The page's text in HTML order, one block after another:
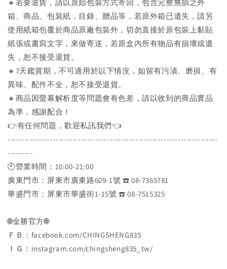
🔸若要退貨，請以原始包裝方式寄回，包含完整無損之外
箱、商品、包裝紙，目錄、贈品等，若原外箱已遺失，請另
使用紙箱包覆於商品原廠包裝外，切勿直接於原包裝上黏貼
紙張或書寫文字，來做寄送，若原盒內所有物品有損壞或遺
失，恕不接受退貨。
🔸7天鑑賞期，不可適用於以下情況，如留有污漬、磨損、有
異味、配件不全，恕不接受退貨。
🔸商品因螢幕解析度等問題會有色差，請以收到的商品實品
為準，感謝配合！
👉️有任何問題，歡迎私訊我們👈️
--------------------------------------------------------------------------
---------
🕙營業時間：10:00-21:00
廣東門市：屏東市廣東路609-1號 ☎️ 08-7365781
華盛門市：屏東市華盛街1-15號 ☎️ 08-7515325
🌐金勝官方🌐
ＦＢ：facebook.com/CHINGSHENG835
ＩＧ：instagram.com/chingsheng835_tw/